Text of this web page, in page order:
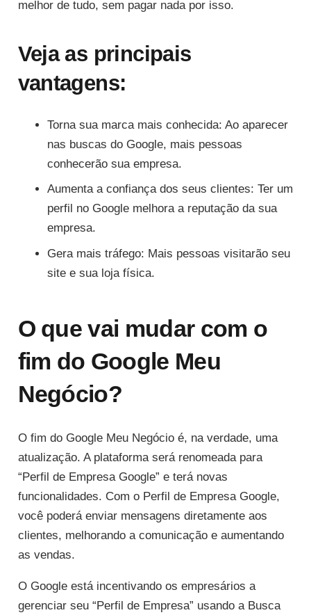
melhor de tudo, sem pagar nada por isso.
Veja as principais
vantagens:
Torna sua marca mais conhecida: Ao aparecer
nas buscas do Google, mais pessoas
conhecerão sua empresa.
Aumenta a confiança dos seus clientes: Ter um
perfil no Google melhora a reputação da sua
empresa.
Gera mais tráfego: Mais pessoas visitarão seu
site e sua loja física.
O que vai mudar com o
fim do Google Meu
Negócio?
O fim do Google Meu Negócio é, na verdade, uma
atualização. A plataforma será renomeada para
“Perfil de Empresa Google” e terá novas
funcionalidades. Com o Perfil de Empresa Google,
você poderá enviar mensagens diretamente aos
clientes, melhorando a comunicação e aumentando
as vendas.
O Google está incentivando os empresários a
gerenciar seu “Perfil de Empresa” usando a Busca